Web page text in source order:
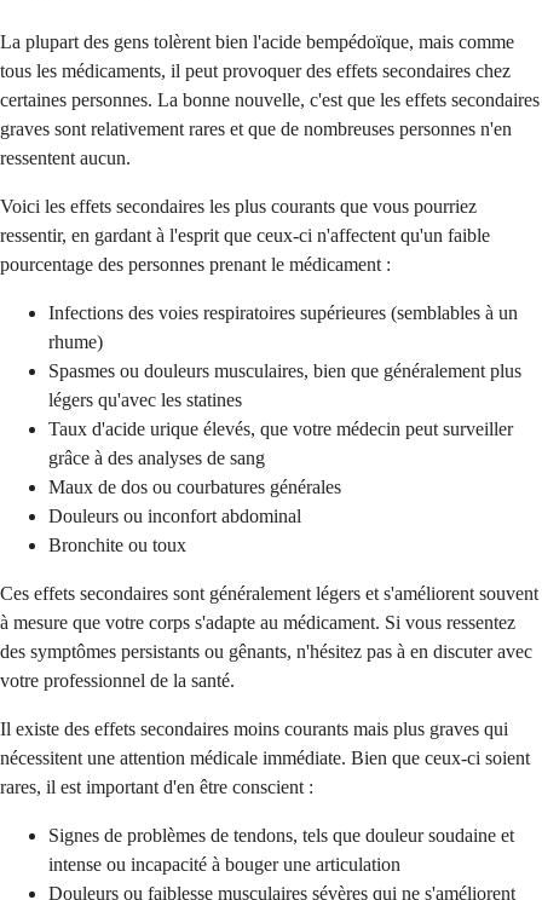
La plupart des gens tolèrent bien l'acide bempédoïque, mais comme
tous les médicaments, il peut provoquer des effets secondaires chez
certaines personnes. La bonne nouvelle, c'est que les effets secondaires
graves sont relativement rares et que de nombreuses personnes n'en
ressentent aucun.
Voici les effets secondaires les plus courants que vous pourriez
ressentir, en gardant à l'esprit que ceux-ci n'affectent qu'un faible
pourcentage des personnes prenant le médicament :
Infections des voies respiratoires supérieures (semblables à un
rhume)
Spasmes ou douleurs musculaires, bien que généralement plus
légers qu'avec les statines
Taux d'acide urique élevés, que votre médecin peut surveiller
grâce à des analyses de sang
Maux de dos ou courbatures générales
Douleurs ou inconfort abdominal
Bronchite ou toux
Ces effets secondaires sont généralement légers et s'améliorent souvent
à mesure que votre corps s'adapte au médicament. Si vous ressentez
des symptômes persistants ou gênants, n'hésitez pas à en discuter avec
votre professionnel de la santé.
Il existe des effets secondaires moins courants mais plus graves qui
nécessitent une attention médicale immédiate. Bien que ceux-ci soient
rares, il est important d'en être conscient :
Signes de problèmes de tendons, tels que douleur soudaine et
intense ou incapacité à bouger une articulation
Douleurs ou faiblesse musculaires sévères qui ne s'améliorent